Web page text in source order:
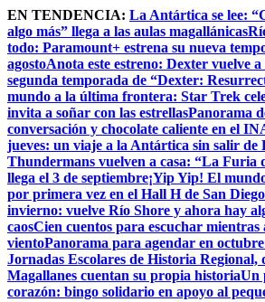
Skip
to
content
EN TENDENCIA: La Antártica se lee:
algo más” llega a las aulas magallánicas
todo: Paramount+ estrena su nueva
agostoAnota este estreno: Dexter vuelve
segunda temporada de “Dexter:
mundo a la última frontera: Star Trek
invita a soñar con las estrellasPanorama
conversación y chocolate caliente en el
jueves: un viaje a la Antártica sin salir de
Thundermans vuelven a casa: “La Furia
llega el 3 de septiembre¡Yip Yip! El
por primera vez en el Hall H de San Diego
invierno: vuelve Río Shore y ahora hay
caosCien cuentos para escuchar mientras
vientoPanorama para agendar en
Jornadas Escolares de Historia Regional,
Magallanes cuentan su propia historiaUn
corazón: bingo solidario en apoyo al